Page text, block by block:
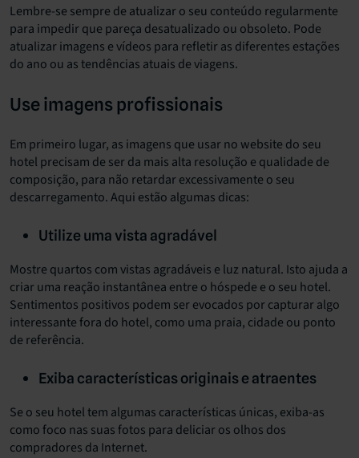
Lembre-se sempre de atualizar o seu conteúdo regularmente
para impedir que pareça desatualizado ou obsoleto. Pode
atualizar imagens e vídeos para refletir as diferentes estações
do ano ou as tendências atuais de viagens.
Use imagens profissionais
Em primeiro lugar, as imagens que usar no website do seu
hotel precisam de ser da mais alta resolução e qualidade de
composição, para não retardar excessivamente o seu
descarregamento. Aqui estão algumas dicas:
Utilize uma vista agradável
Mostre quartos com vistas agradáveis e luz natural. Isto ajuda a
criar uma reação instantânea entre o hóspede e o seu hotel.
Sentimentos positivos podem ser evocados por capturar algo
interessante fora do hotel, como uma praia, cidade ou ponto
de referência.
Exiba características originais e atraentes
Se o seu hotel tem algumas características únicas, exiba-as
como foco nas suas fotos para deliciar os olhos dos
compradores da Internet.